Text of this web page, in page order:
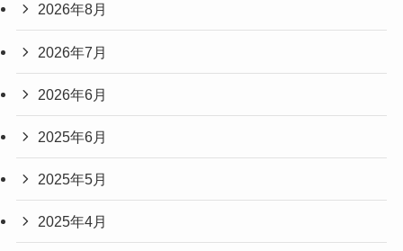
2026年8月
2026年7月
2026年6月
2025年6月
2025年5月
2025年4月